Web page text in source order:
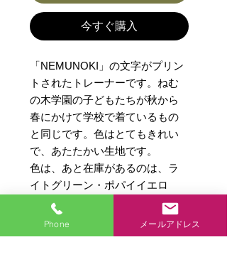
今すぐ購入
「NEMUNOKI」の文字がプリン
トされたトレーナーです。ねむ
の木学園の子どもたちが秋から
春にかけて学校で着ているもの
と同じです。色はとてもきれい
で、あたたかい生地です。
色は、あと在庫があるのは、ラ
イトグリーン・ポパイイエロ
ー・レッド・シャーベットピン
ク・ターコイズブルー・チタニ
ウムホワイトの6色だけになりま
Phone メールアドレス